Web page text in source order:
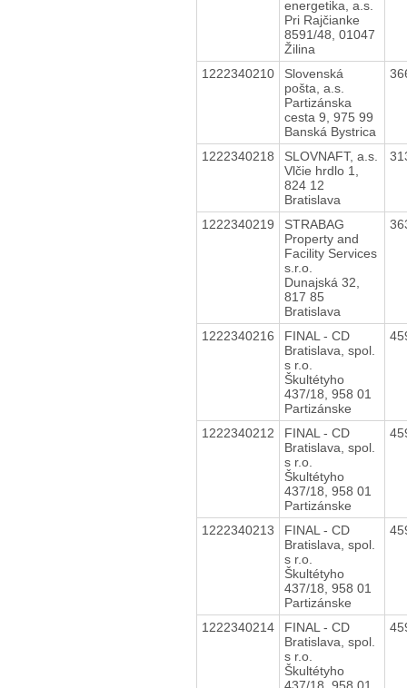
energetika, a.s.
Pri Rajčianke
8591/48, 01047
Žilina
1222340210
Slovenská
pošta, a.s.
Partizánska
cesta 9, 975 99
Banská Bystrica
1222340218
SLOVNAFT, a.s.
Vlčie hrdlo 1,
824 12
Bratislava
1222340219
STRABAG
Property and
Facility Services
s.r.o.
Dunajská 32,
817 85
Bratislava
1222340216
FINAL - CD
Bratislava, spol.
s r.o.
Škultétyho
437/18, 958 01
Partizánske
1222340212
FINAL - CD
Bratislava, spol.
s r.o.
Škultétyho
437/18, 958 01
Partizánske
1222340213
FINAL - CD
Bratislava, spol.
s r.o.
Škultétyho
437/18, 958 01
Partizánske
1222340214
FINAL - CD
Bratislava, spol.
s r.o.
Škultétyho